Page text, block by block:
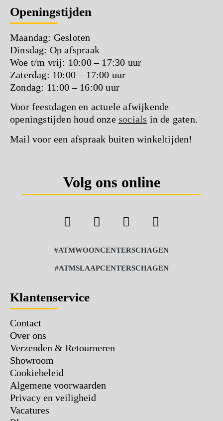
Openingstijden
Maandag: Gesloten
Dinsdag: Op afspraak
Woe t/m vrij: 10:00 – 17:30 uur
Zaterdag: 10:00 – 17:00 uur
Zondag: 11:00 – 16:00 uur
Voor feestdagen en actuele afwijkende
openingstijden houd onze socials in de gaten.
Mail voor een afspraak buiten winkeltijden!
Volg ons online
#ATMWOONCENTERSCHAGEN
#ATMSLAAPCENTERSCHAGEN
Klantenservice
Contact
Over ons
Verzenden & Retourneren
Showroom
Cookiebeleid
Algemene voorwaarden
Privacy en veiligheid
Vacatures